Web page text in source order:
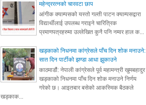
महेन्द्ररत्नको चारवटा छाप
आंगीक क्याम्पसको यस्तो गल्ती पाटन क्याम्पसद्वारा
विद्यार्थीलाई उपलब्ध गराइने चारित्रिक
प्रमाणपत्रहरुमा उल्लेखित कुनै पनि नम्वर हाल क...
खड्काको निधनमा कांग्रेसले पाँच दिन शोक मनाउने:
सात दिन पार्टीको झण्डा आधा झुकाउने
काठमाडौं: नेपाली कांग्रेसले पूर्व महामन्त्री खुमबहादुर
खड्काको निधनमा पाँच दिन शोक मनाउने निर्णय
गरेको छ। आइतबार बसेको आकस्मिक बैठकले
खड्काक...